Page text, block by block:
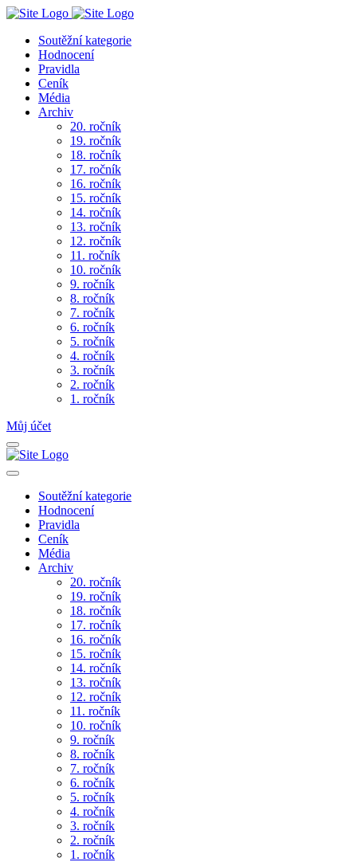
Soutěžní kategorie
Hodnocení
Pravidla
Ceník
Média
Archiv
20. ročník
19. ročník
18. ročník
17. ročník
16. ročník
15. ročník
14. ročník
13. ročník
12. ročník
11. ročník
10. ročník
9. ročník
8. ročník
7. ročník
6. ročník
5. ročník
4. ročník
3. ročník
2. ročník
1. ročník
Můj účet
Soutěžní kategorie
Hodnocení
Pravidla
Ceník
Média
Archiv
20. ročník
19. ročník
18. ročník
17. ročník
16. ročník
15. ročník
14. ročník
13. ročník
12. ročník
11. ročník
10. ročník
9. ročník
8. ročník
7. ročník
6. ročník
5. ročník
4. ročník
3. ročník
2. ročník
1. ročník